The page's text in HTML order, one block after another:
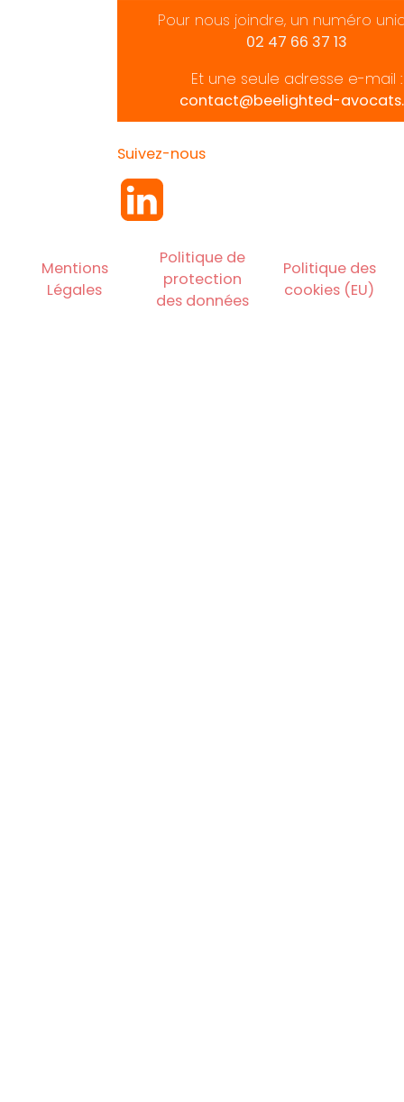
Pour nous joindre, un numéro
02 47 66 37 13
Et une seule adresse e-mail :
contact@beelighted-
Suivez-nous
Mentions
Légales
Politique de
protection
des données
Politique des
cookies (EU)